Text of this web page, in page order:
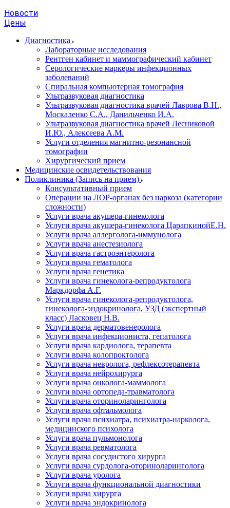
Новости
Цены
Диагностика
Лабораторные исследования
Рентген кабинет и маммографический кабинет
Серологические маркеры инфекционных
заболеваний
Спиральная компьютерная томография
Ультразвуковая диагностика
Ультразвуковая диагностика врачей Лаврова В.Н.,
Москаленко С.А., Данильченко И.А.
Ультразвуковая диагностика врачей Лесниковой
И.Ю., Алексеева А.М.
Услуги отделения магнитно-резонансной
томографии
Хирургический прием
Медицинские освидетельствования
Поликлиника (Запись на прием)
Консультативный прием
Операции на ЛОР-органах без наркоза (категории
сложности)
Услуги врача акушера-гинеколога
Услуги врача акушера-гинеколога ЦарапкинойЕ.Н.
Услуги врача аллерголога-иммунолога
Услуги врача анестезиолога
Услуги врача гастроэнтеролога
Услуги врача гематолога
Услуги врача генетика
Услуги врача гинеколога-репродуктолога
Маркдорфа А.Г.
Услуги врача гинеколога-репродуктолога,
гинеколога-эндокринолога, УЗД (экспертный
класс) Ласковец Н.В.
Услуги врача дерматовенеролога
Услуги врача инфекциониста, гепатолога
Услуги врача кардиолога, терапевта
Услуги врача колопроктолога
Услуги врача невролога, рефлексотерапевта
Услуги врача нейрохирурга
Услуги врача онколога-маммолога
Услуги врача ортопеда-травматолога
Услуги врача оториноларинголога
Услуги врача офтальмолога
Услуги врача психиатра, психиатра-нарколога,
медицинского психолога
Услуги врача пульмонолога
Услуги врача ревматолога
Услуги врача сосудистого хирурга
Услуги врача сурдолога-оториноларинголога
Услуги врача уролога
Услуги врача функциональной диагностики
Услуги врача хирурга
Услуги врача эндокринолога